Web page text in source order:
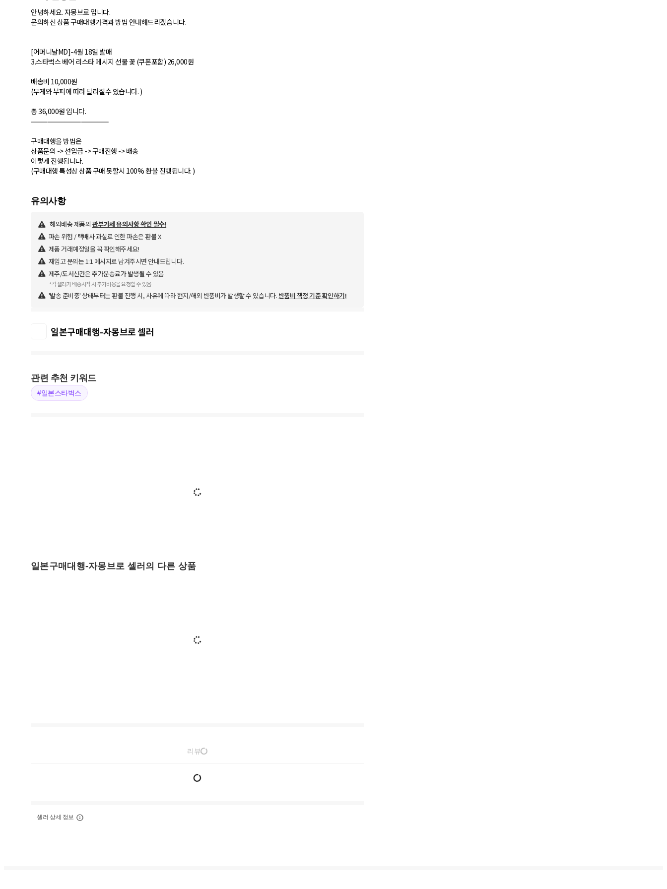
안녕하세요. 자몽브로 입니다.
문의하신 상품 구매대행가격과 방법 안내해드리겠습니다.
[어머니날MD]-4월 18일 발매
3.스타벅스 베어 리스타 메시지 선물 꽃 (쿠폰포함) 26,000원
배송비 10,000원
(무게와 부피에 따라 달라질수 있습니다. )
총 36,000원 입니다.
——————————————
구매대행을 방법은
상품문의 -> 선입금 -> 구매진행 -> 배송
이렇게 진행됩니다.
(구매대행 특성상 상품 구매 못할시 100% 환불 진행됩니다. )
유의사항
해외배송 제품의 관부가세 유의사항 확인 필수!
파손 위험 / 택배사 과실로 인한 파손은 환불 X
제품 거래예정일을 꼭 확인해주세요!
재입고 문의는 1:1 메시지로 남겨주시면 안내드립니다.
제주/도서산간은 추가운송료가 발생될 수 있음
*각 셀러가 배송시작 시 추가비용을 요청할 수 있음
'발송 준비중' 상태부터는 환불 진행 시, 사유에 따라 현지/해외 반품비가 발생할 수 있습니다. 반품비 책정 기준 확인하기!
일본구매대행-자몽브로 셀러
관련 추천 키워드
#일본스타벅스
일본구매대행-자몽브로 셀러의 다른 상품
리뷰
셀러 상세 정보